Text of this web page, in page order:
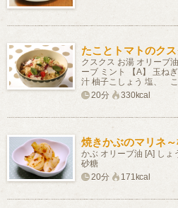
たことトマトのク
クスクス お湯 オリーブ
ーブ ミント 【A】 玉ね
汁 柚子こしょう 塩、 こ
20分
330kcal
焼きかぶのマリネ
かぶ オリーブ油 [A] しょ
砂糖
20分
171kcal